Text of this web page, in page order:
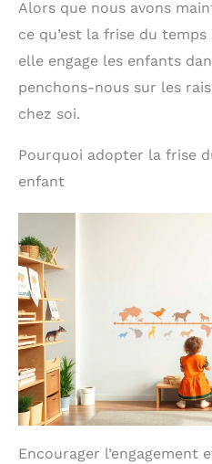
Alors que nous avons
ce qu’est la frise du
elle engage les enfants
penchons-nous sur les
chez soi.
Pourquoi adopter la frise
enfant
Encourager l’engagement